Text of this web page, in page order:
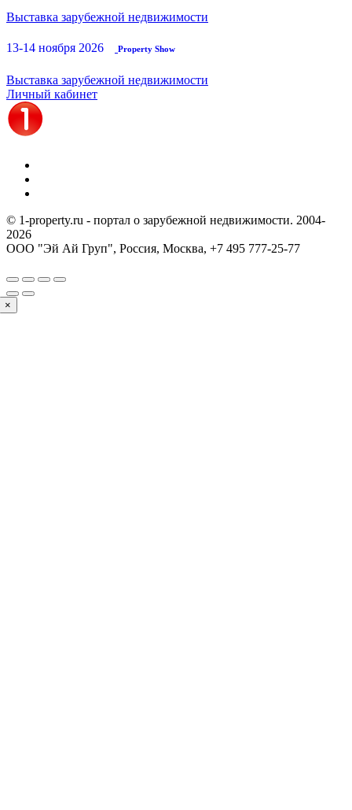
Выставка зарубежной недвижимости
13-14 ноября 2026 Property Show
Выставка зарубежной недвижимости
Личный кабинет
© 1-property.ru - портал о зарубежной недвижимости. 2004-
2026
ООО "Эй Ай Груп", Россия, Москва, +7 495 777-25-77
×